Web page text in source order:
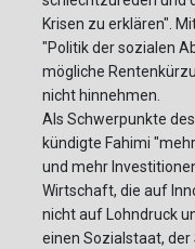
Krisen zu erklären".
"Politik der sozialen
mögliche
nicht hinnehmen.
Als Schwerpunkte
kündigte Fahimi
und mehr
Wirtschaft, die auf
nicht auf Lohndruck
einen Sozialstaat, der